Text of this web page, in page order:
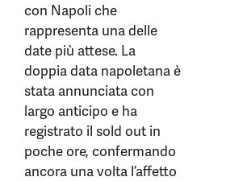
con Napoli che
rappresenta una delle
date più attese. La
doppia data napoletana è
stata annunciata con
largo anticipo e ha
registrato il sold out in
poche ore, confermando
ancora una volta l’affetto